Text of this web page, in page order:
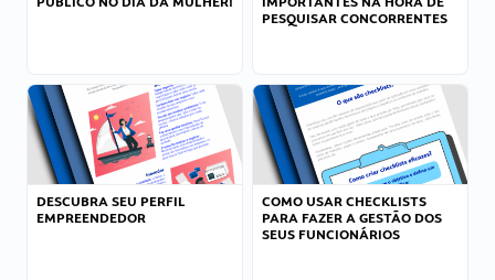
PESQUISAR CONCORRENTES
DESCUBRA SEU PERFIL
EMPREENDEDOR
COMO USAR CHECKLISTS
PARA FAZER A GESTÃO DOS
SEUS FUNCIONÁRIOS